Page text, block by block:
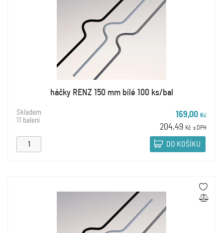
háčky RENZ 150 mm bílé 100 ks/bal
Skladem
11 balení
169,00 Kč
204,49 Kč s DPH
DO KOŠÍKU